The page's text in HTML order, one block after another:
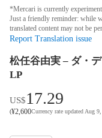
*Mercari is currently
Just a friendly reminder: while
translated content may not be
Report Translation issue
松任谷由実 – ダ・
LP
US$17.29
(¥2,600Currency rate updated Aug